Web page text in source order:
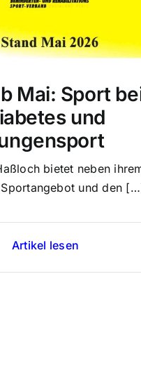
Mai: Sport
und
bietet neben
und den
Artikel lesen